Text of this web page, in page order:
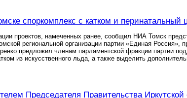
споркомплекс с катком и перинатальный
проектов, намеченных ранее, сообщил НИА Томск
региональной организации партии «Единая Россия»,
предложил членам парламентской фракции партии
из искусственного льда, а также выделить
Председателя Правительства Иркутской